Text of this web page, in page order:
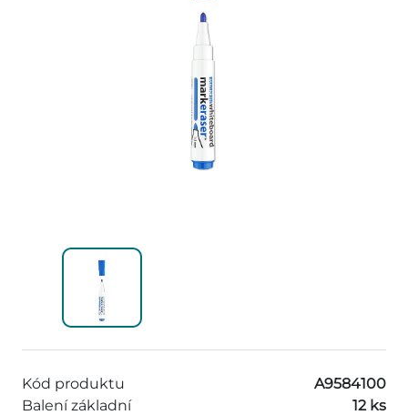
Kód produktu
A9584100
Balení základní
12 ks